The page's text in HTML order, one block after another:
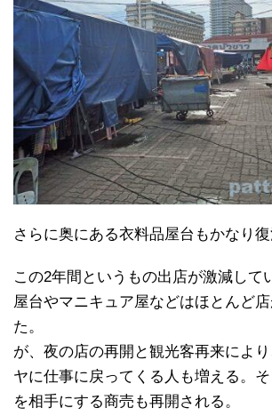
さらに奥にある衣料品屋台もかなり復
この2年間というもの出店が激減して
屋台やマニキュア屋などはほとんど
た。
が、夜の店の再開と観光客再来によ
ヤに仕事に戻ってくる人も増える。
を相手にする商売も再開される。